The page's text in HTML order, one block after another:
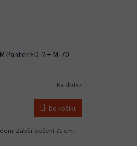
Panter FD-2 + M-70
Na dotaz
Do košíku
Záběr sečení 71 cm.